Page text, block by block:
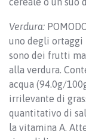
Verdura:
uno degli ortaggi
sono dei frutti
alla verdura.
acqua (94.0g/
irrilevante di
quantitativo di
la vitamina A.